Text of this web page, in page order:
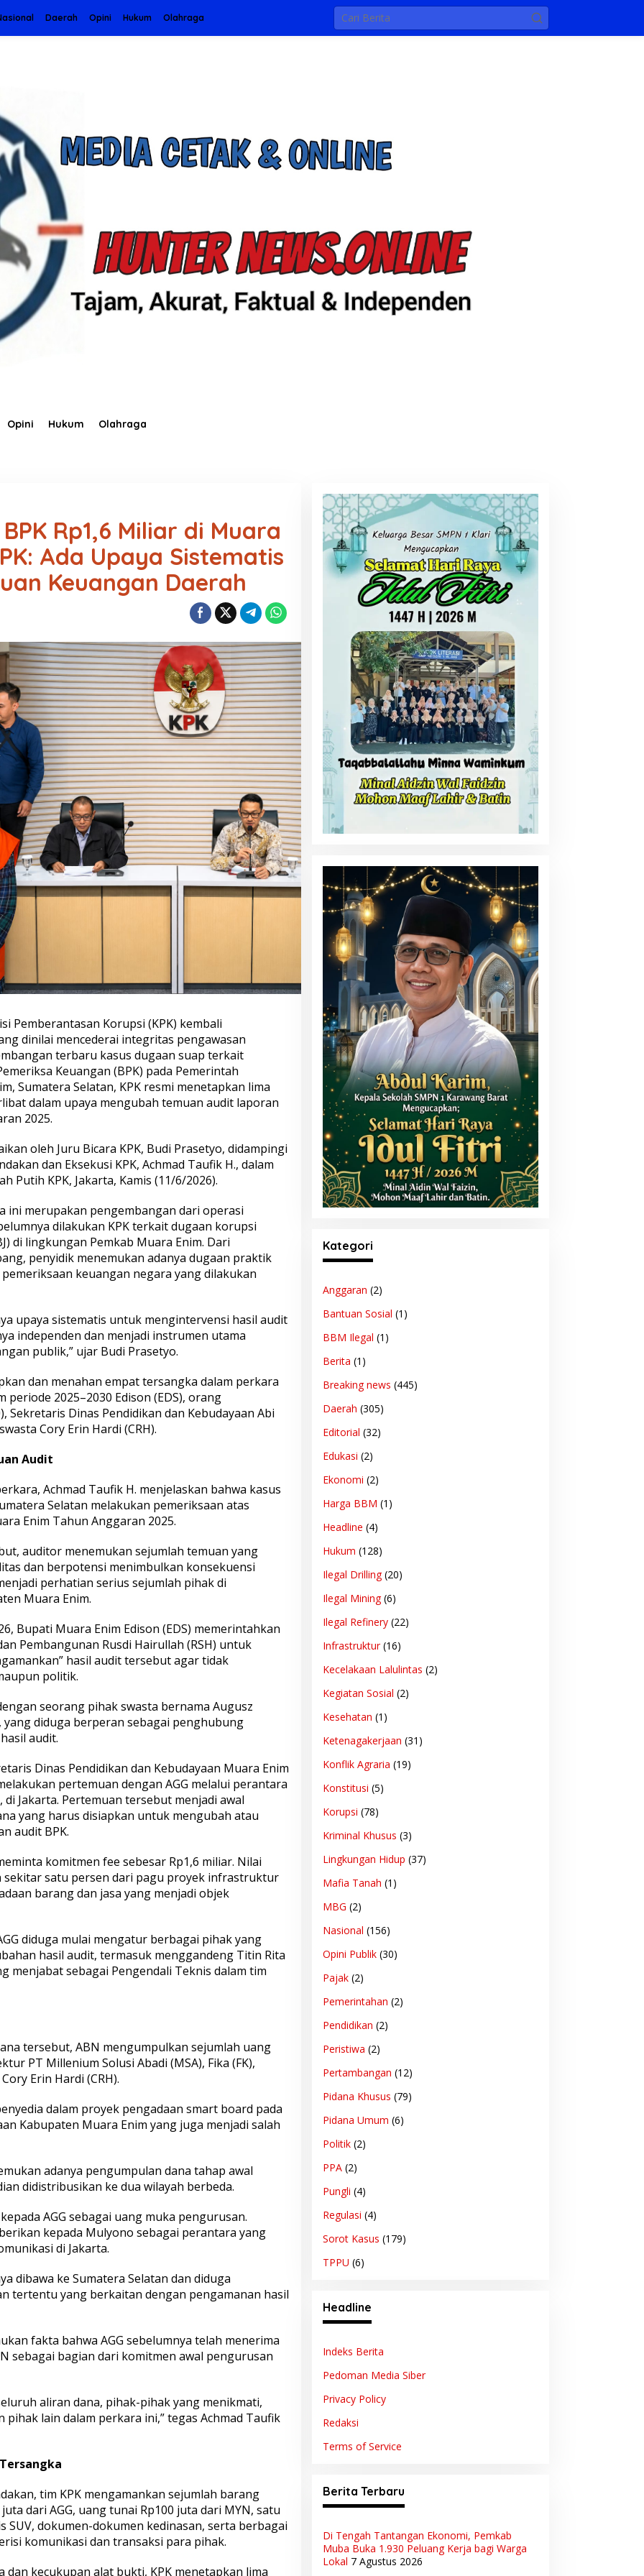
Daerah Opini Hukum Olahraga
Opini Hukum Olahraga
Rp1,6 Miliar di Muara
Ada Upaya Sistematis
Keuangan Daerah
Pemberantasan Korupsi (KPK) kembali
dinilai mencederai integritas pengawasan
terbaru kasus dugaan suap terkait
Keuangan (BPK) pada Pemerintah
Sumatera Selatan, KPK resmi menetapkan lima
dalam upaya mengubah temuan audit laporan
2025.
oleh Juru Bicara KPK, Budi Prasetyo, didampingi
dan Eksekusi KPK, Achmad Taufik H., dalam
Putih KPK, Jakarta, Kamis (11/6/2026).
ini merupakan pengembangan dari operasi
dilakukan KPK terkait dugaan korupsi
di lingkungan Pemkab Muara Enim. Dari
penyidik menemukan adanya dugaan praktik
keuangan negara yang dilakukan
upaya sistematis untuk mengintervensi hasil audit
independen dan menjadi instrumen utama
publik,” ujar Budi Prasetyo.
dan menahan empat tersangka dalam perkara
2025–2030 Edison (EDS), orang
Sekretaris Dinas Pendidikan dan Kebudayaan Abi
Cory Erin Hardi (CRH).
Audit
Achmad Taufik H. menjelaskan bahwa kasus
Selatan melakukan pemeriksaan atas
Enim Tahun Anggaran 2025.
auditor menemukan sejumlah temuan yang
dan berpotensi menimbulkan konsekuensi
perhatian serius sejumlah pihak di
Muara Enim.
Bupati Muara Enim Edison (EDS) memerintahkan
Pembangunan Rusdi Hairullah (RSH) untuk
hasil audit tersebut agar tidak
politik.
seorang pihak swasta bernama Augusz
yang diduga berperan sebagai penghubung
audit.
Dinas Pendidikan dan Kebudayaan Muara Enim
pertemuan dengan AGG melalui perantara
Jakarta. Pertemuan tersebut menjadi awal
yang harus disiapkan untuk mengubah atau
audit BPK.
komitmen fee sebesar Rp1,6 miliar. Nilai
satu persen dari pagu proyek infrastruktur
barang dan jasa yang menjadi objek
diduga mulai mengatur berbagai pihak yang
hasil audit, termasuk menggandeng Titin Rita
menjabat sebagai Pengendali Teknis dalam tim
tersebut, ABN mengumpulkan sejumlah uang
PT Millenium Solusi Abadi (MSA), Fika (FK),
Erin Hardi (CRH).
dalam proyek pengadaan smart board pada
Kabupaten Muara Enim yang juga menjadi salah
adanya pengumpulan dana tahap awal
didistribusikan ke dua wilayah berbeda.
AGG sebagai uang muka pengurusan.
kepada Mulyono sebagai perantara yang
di Jakarta.
dibawa ke Sumatera Selatan dan diduga
tertentu yang berkaitan dengan pengamanan hasil
fakta bahwa AGG sebelumnya telah menerima
sebagai bagian dari komitmen awal pengurusan
aliran dana, pihak-pihak yang menikmati,
lain dalam perkara ini,” tegas Achmad Taufik
tim KPK mengamankan sejumlah barang
dari AGG, uang tunai Rp100 juta dari MYN, satu
SUV, dokumen-dokumen kedinasan, serta berbagai
komunikasi dan transaksi para pihak.
kecukupan alat bukti, KPK menetapkan lima
Kategori
Anggaran (2)
Bantuan Sosial (1)
BBM Ilegal (1)
Berita (1)
Breaking news (445)
Daerah (305)
Editorial (32)
Edukasi (2)
Ekonomi (2)
Harga BBM (1)
Headline (4)
Hukum (128)
Ilegal Drilling(20)
Ilegal Mining(6)
Ilegal Refinery(22)
Infrastruktur(16)
Kecelakaan Lalulintas (2)
Kegiatan Sosial (2)
Kesehatan (1)
Ketenagakerjaan (31)
Konflik Agraria (19)
Konstitusi (5)
Korupsi (78)
Kriminal Khusus (3)
Lingkungan Hidup (37)
Mafia Tanah (1)
MBG (2)
Nasional (156)
Opini Publik(30)
Pajak(2)
Pemerintahan (2)
Pendidikan (2)
Peristiwa (2)
Pertambangan (12)
Pidana Khusus (79)
Pidana Umum (6)
Politik(2)
PPA(2)
Pungli (4)
Regulasi (4)
Sorot Kasus (179)
TPPU (6)
Headline
Indeks Berita
Pedoman Media Siber
Privacy Policy
Redaksi
Terms of Service
Berita Terbaru
Di Tengah Tantangan Ekonomi, Pemkab
Muba Buka 1.930 Peluang Kerja bagi Warga
Lokal 7 Agustus 2026